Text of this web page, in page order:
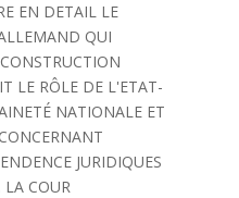
EN DETAIL LE
QUI
LE RÔLE DE L'ETAT-
NATIONALE ET
JURIDIQUES
COUR